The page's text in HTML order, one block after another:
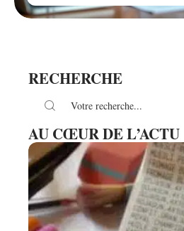
RECHERCHE
AU CŒUR DE L’ACTU